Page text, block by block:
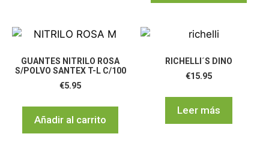
GUANTES NITRILO ROSA
S/POLVO SANTEX T-L C/100
€5.95
Añadir al carrito
RICHELLI´S DINO
€15.95
Leer más